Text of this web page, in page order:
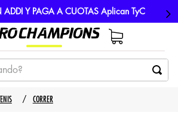
Y PAGA A CUOTAS Aplican TyC
CORRER